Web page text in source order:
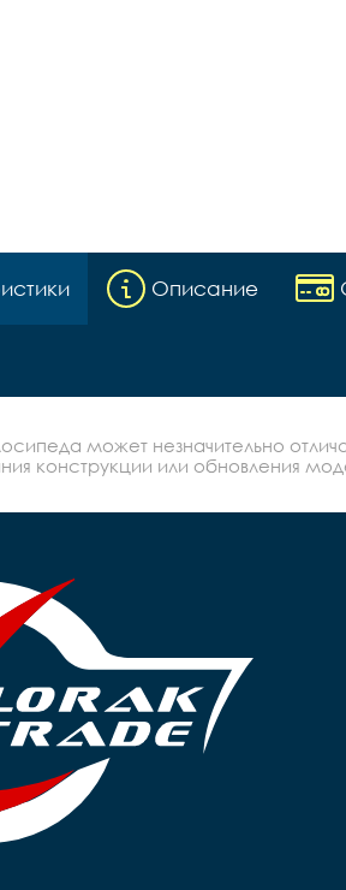
Описание
может незначительно
конструкции или обновления